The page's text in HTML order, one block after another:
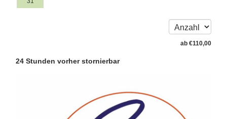
ab €110,00
24 Stunden vorher stornierbar